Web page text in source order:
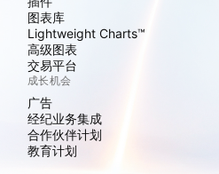
图表库
Lightweight Charts™
高级图表
交易平台
成长机会
广告
经纪业务集成
合作伙伴计划
教育计划